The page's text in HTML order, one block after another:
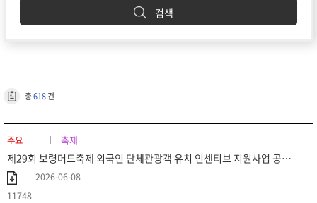
검색
총618건
주요 축제
제29회 보령머드축제 외국인 단체관광객 유치 인센티브 지원사업 공고 (재공고)
2026-06-08
11748